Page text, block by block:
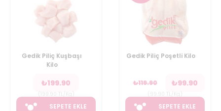
Gedik Piliç Kuşbaşı
Kilo
₺199.90
SEPETE EKLE
Gedik Piliç Poşetli Kilo
₺119.90 ₺99.90
SEPETE EKLE